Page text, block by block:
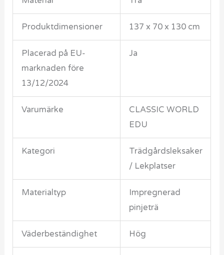
Produktdimensioner 137 x 70 x 130 cm
Placerad på EU-
marknaden före
13/12/2024
Ja
Varumärke
CLASSIC WORLD
EDU
Kategori
Trädgårdsleksaker
/ Lekplatser
Materialtyp
Impregnerad
pinjeträ
Väderbeständighet Hög